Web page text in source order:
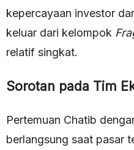
kepercayaan investor
keluar dari kelompok
relatif singkat.
Sorotan pada Tim
Pertemuan Chatib
berlangsung saat pasar